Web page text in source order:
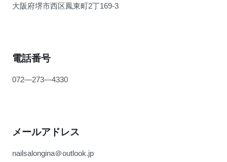
大阪府堺市西区鳳東町2丁169-3
電話番号
072―273―4330
メールアドレス
nailsalongina＠outlook.jp